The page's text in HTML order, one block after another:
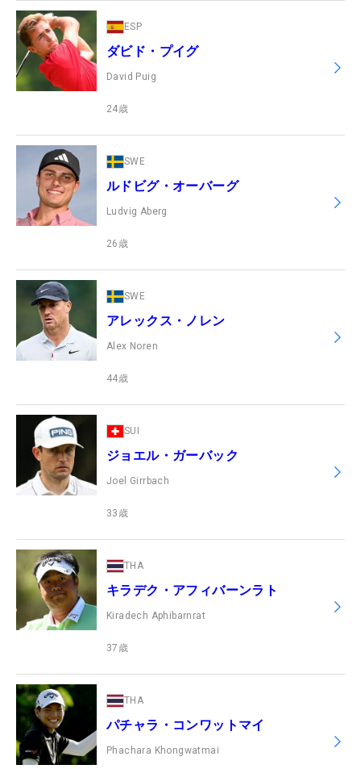
ESP
ダビド・プイグ
David Puig
24歳
SWE
ルドビグ・オーバーグ
Ludvig Aberg
26 歳
SWE
アレックス・ノレン
Alex Noren
44歳
SUI
ジョエル・ガーバック
Joel Girrbach
33 歳
THA
キラデク・アフィバーンラト
Kiradech Aphibarnrat
37 歳
THA
パチャラ・コンワットマイ
Phachara Khongwatmai